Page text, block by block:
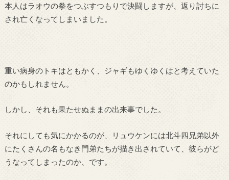
本人はラオウの拳をつぶすつもりで決闘しますが、返り討ちに
され亡くなってしまいました。
重い病身のトキはともかく、ジャギもゆくゆくはと考えていた
のかもしれません。
しかし、それも果たせぬままの出来事でした。
それにしても気にかかるのが、リュウケンには北斗四兄弟以外
にたくさんの名もなき門弟たちが描き出されていて、彼らがど
うなってしまったのか、です。